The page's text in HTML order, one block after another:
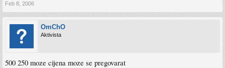
Feb 8, 2006
OmChO
Aktivista
500 250 moze cijena moze se pregovarat